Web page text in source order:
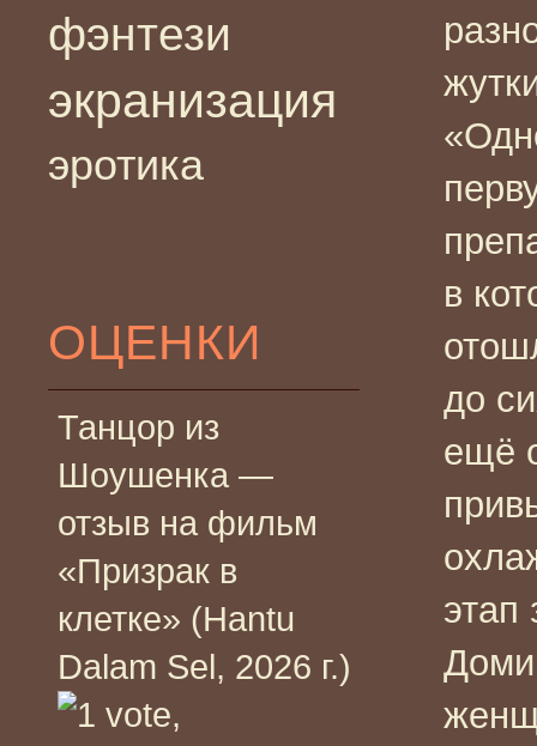
фэнтези
экранизация
эротика
ОЦЕНКИ
Танцор из
Шоушенка —
отзыв на фильм
«Призрак в
клетке» (Hantu
Dalam Sel, 2026 г.)
в
до
ещё
этап